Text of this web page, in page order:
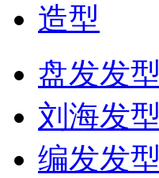
造型
盘发发型
刘海发型
编发发型